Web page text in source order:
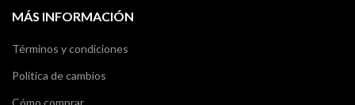
MÁS INFORMACIÓN
Términos y condiciones
Política de cambios
Cómo comprar